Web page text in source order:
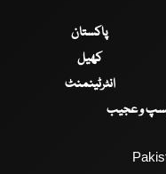
پاکستان
کھیل
انٹرٹینمنٹ
و عجیب